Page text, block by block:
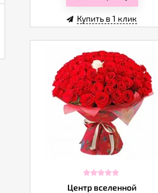
Купить в 1 клик
Центр вселенной